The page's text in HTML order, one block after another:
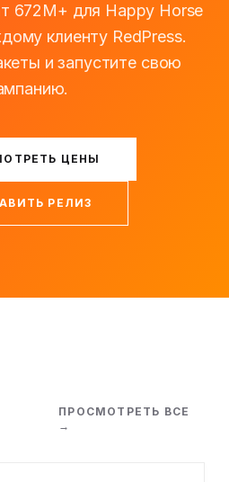
672M+ для Happy Horse
клиенту RedPress.
и запустите свою
ЦЕНЫ
РЕЛИЗ
ПРОСМОТРЕТЬ ВСЕ
→